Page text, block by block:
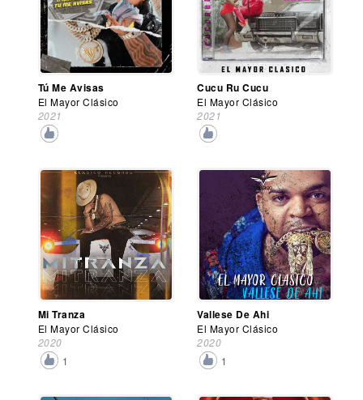
Tú Me Avisas
El Mayor Clásico
2021
Cucu Ru Cucu
El Mayor Clásico
2021
Mi Tranza
El Mayor Clásico
2020
1
Vallese De Ahi
El Mayor Clásico
2020
1